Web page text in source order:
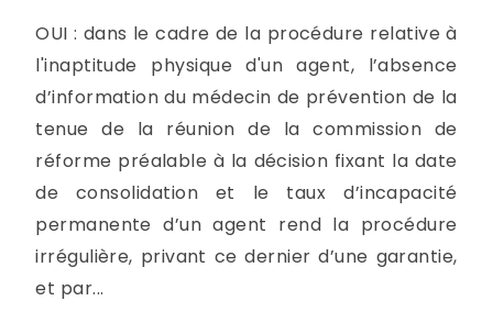
OUI : dans le cadre de la procédure relative à
l'inaptitude physique d'un agent, l’absence
d’information du médecin de prévention de la
tenue de la réunion de la commission de
réforme préalable à la décision fixant la date
de consolidation et le taux d’incapacité
permanente d’un agent rend la procédure
irrégulière, privant ce dernier d’une garantie,
et par...